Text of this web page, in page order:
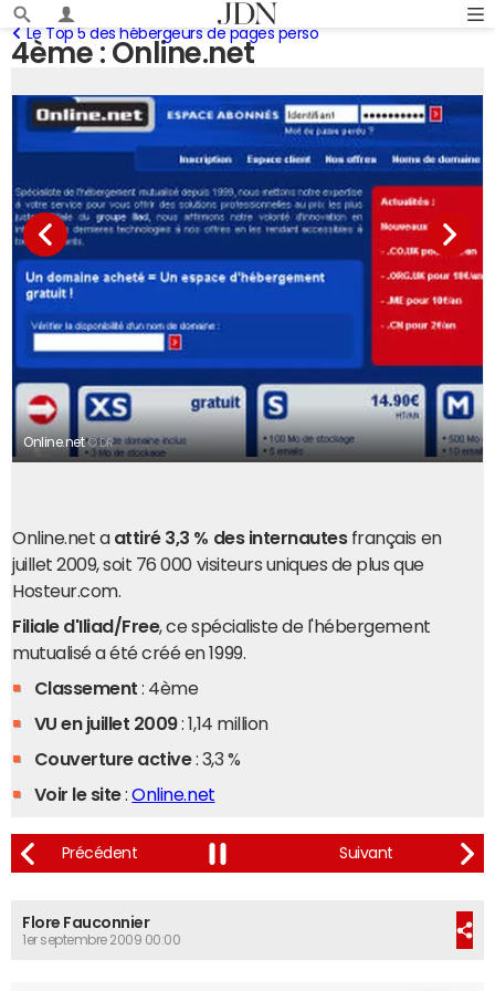
4ème : Online.net
Le Top 5 des hébergeurs de pages perso
Online.net© DR
Online.net a attiré 3,3 % des internautesfrançais en
juillet 2009, soit 76 000 visiteurs uniques de plus que
Hosteur.com.
Filiale d'Iliad/Free, ce spécialiste de l'hébergement
mutualisé a été créé en 1999.
Classement: 4ème
VU en juillet 2009: 1,14 million
Couverture active: 3,3 %
Voir le site:Online.net
Flore Fauconnier
1er septembre 2009 00:00